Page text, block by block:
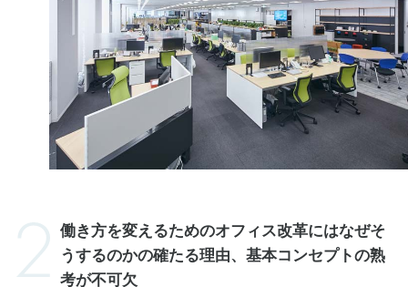
うするのかの確たる理由、基本コンセプトの熟
考が不可欠